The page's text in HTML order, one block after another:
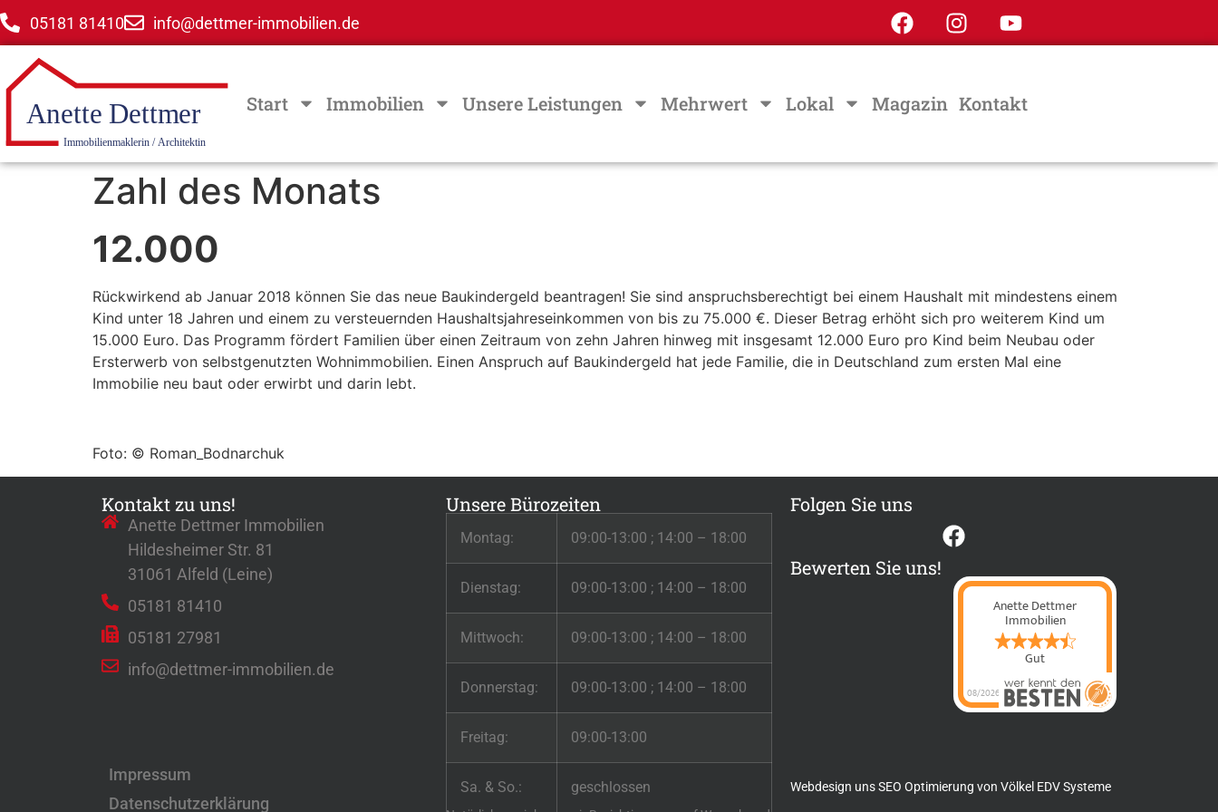
05181 81410 info@dettmer-immobilien.de
Start Immobilien Unsere Leistungen Mehrwert Lokal Magazin Kontakt
Zahl des Monats
12.000
Rückwirkend ab Januar 2018 können Sie das neue Baukindergeld beantragen! Sie sind anspruchsberechtigt bei einem Haushalt mit mindestens einem
Kind unter 18 Jahren und einem zu versteuernden Haushaltsjahreseinkommen von bis zu 75.000 €. Dieser Betrag erhöht sich pro weiterem Kind um
15.000 Euro. Das Programm fördert Familien über einen Zeitraum von zehn Jahren hinweg mit insgesamt 12.000 Euro pro Kind beim Neubau oder
Ersterwerb von selbstgenutzten Wohnimmobilien. Einen Anspruch auf Baukindergeld hat jede Familie, die in Deutschland zum ersten Mal eine
Immobilie neu baut oder erwirbt und darin lebt.
Foto: © Roman_Bodnarchuk
Kontakt zu uns!
Anette Dettmer Immobilien
Hildesheimer Str. 81
31061 Alfeld (Leine)
05181 81410
05181 27981
info@dettmer-immobilien.de
Impressum
Datenschutzerklärung
Unsere Bürozeiten
Montag: 09:00-13:00 ; 14:00 – 18:00
Dienstag: 09:00-13:00 ; 14:00 – 18:00
Mittwoch: 09:00-13:00 ; 14:00 – 18:00
Donnerstag: 09:00-13:00 ; 14:00 – 18:00
Freitag: 09:00-13:00
Sa. & So.: geschlossen
Folgen Sie uns
Bewerten Sie uns!
Anette Dettmer
Immobilien
Gut
08/2026 Anette Dettmer
Immobilienhat4.4
Webdesign uns SEO Optimierung von Völkel EDV Systeme